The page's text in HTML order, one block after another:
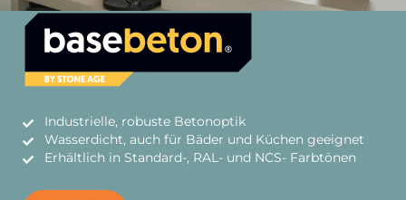
Industrielle, robuste Betonoptik
Wasserdicht, auch für Bäder und Küchen geeignet
Erhältlich in Standard-, RAL- und NCS- Farbtönen